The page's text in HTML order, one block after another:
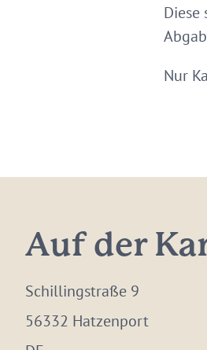
Diese
Nur
Auf der
Schillingstraße 9
56332 Hatzenport